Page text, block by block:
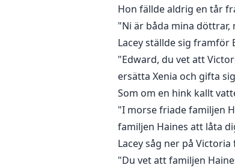
Hon fällde aldrig en tår
"Ni är båda mina
Lacey ställde sig framför
"Edward, du vet att
ersätta Xenia och gifta
Som om en hink kallt
"I morse friade familjen
familjen Haines att låta
Lacey såg ner på
"Du vet att familjen